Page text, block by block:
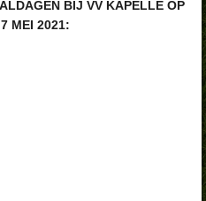
BIJ VV KAPELLE OP
MEI 2021: